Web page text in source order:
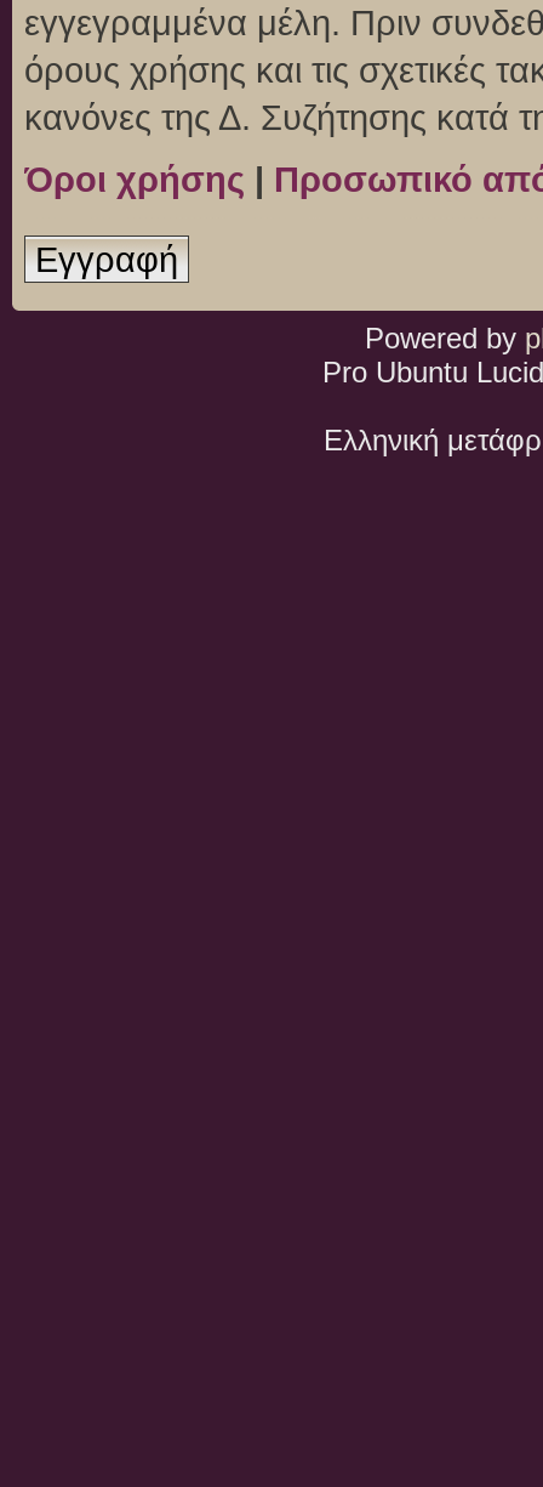
εγγεγραμμένα μέλη. Πριν
όρους χρήσης και τις σχετικές
κανόνες της Δ. Συζήτησης κατά
Όροι χρήσης | Προσωπικό
Εγγραφή
Powered by
Pro Ubuntu
Ελληνική